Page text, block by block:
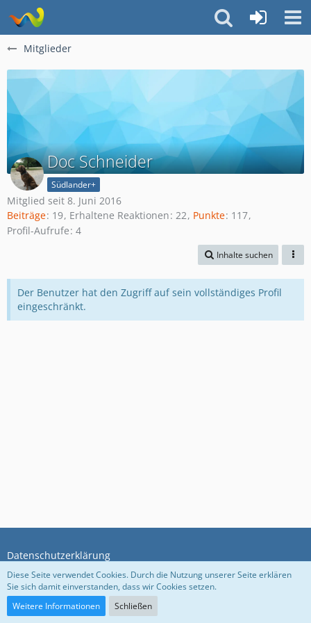
Mitglieder
Doc Schneider
Südlander+
Mitglied seit 8. Juni 2016
Beiträge 19 Erhaltene Reaktionen 22 Punkte 117
Profil-Aufrufe 4
Inhalte suchen
Der Benutzer hat den Zugriff auf sein vollständiges Profil
eingeschränkt.
Datenschutzerklärung
Community-Software:
Diese Seite verwendet Cookies. Durch die Nutzung unserer Seite erklären
Sie sich damit einverstanden, dass wir Cookies setzen.
Weitere Informationen
Schließen